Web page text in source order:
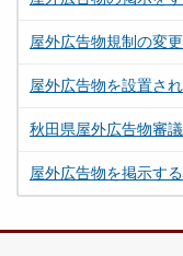
屋外広告物規制の変
屋外広告物を設置さ
秋田県屋外広告物審
屋外広告物を掲示す